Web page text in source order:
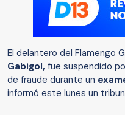
El delantero del Flamengo
Gabigol, fue suspendido
de fraude durante un
informó este lunes un